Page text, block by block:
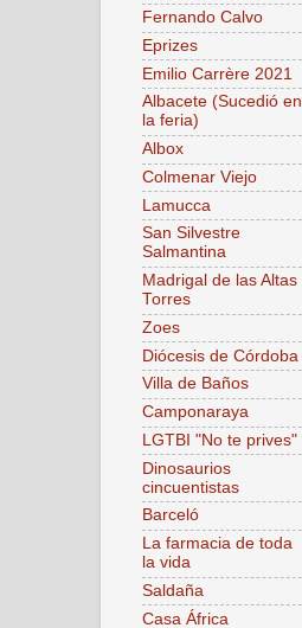
Fernando Calvo
Eprizes
Emilio Carrère 2021
Albacete (Sucedió en
la feria)
Albox
Colmenar Viejo
Lamucca
San Silvestre
Salmantina
Madrigal de las Altas
Torres
Zoes
Diócesis de Córdoba
Villa de Baños
Camponaraya
LGTBI "No te prives"
Dinosaurios
cincuentistas
Barceló
La farmacia de toda
la vida
Saldaña
Casa África